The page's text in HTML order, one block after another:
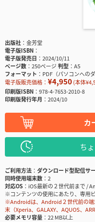
出版社
金芳堂
電子版ISBN
電子版発売日
2024/10/11
ページ数
250ページ判型
A5
フォーマット
PDF（パソコンへの
電子版販売価格： ¥4,950(本体
印刷版ISBN
978-4-7653-2010-8
印刷版発行年月
2024/10
カ
ち
ご利用方法
ダウンロード型配信サ
同時使用端末数
2
対応OS
iOS最新の２世代前まで /
※コンテンツの使用にあたり、専用
※Androidは、Android２世代前の端
末（Xperia、GALAXY、AQUOS、
必要メモリ容量
22 MB以上